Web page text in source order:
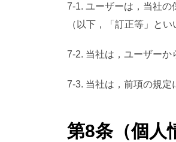
7-1. ユーザーは，当社
（以下，「訂正等」と
7-2. 当社は，ユーザーか
7-3. 当社は，前項の規定
第8条（個人